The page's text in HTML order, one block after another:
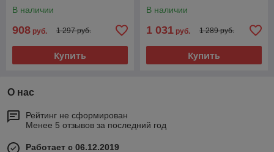
В наличии
908 руб. 1 297 руб.
Купить
В наличии
1 031 руб. 1 289 руб.
Купить
О нас
Рейтинг не сформирован
Менее 5 отзывов за последний год
Работает с 06.12.2019